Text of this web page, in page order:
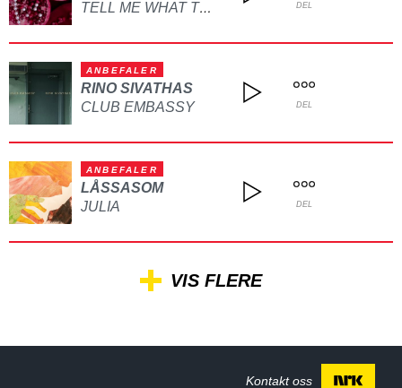
TELL ME WHAT TO DO DEL
ANBEFALER
RINO SIVATHAS
CLUB EMBASSY
DEL
ANBEFALER
LÅSSASOM
JULIA
DEL
VIS FLERE
Kontakt oss